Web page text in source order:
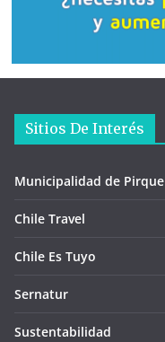
Sitios De Interés
Municipalidad de Pirque
Chile Travel
Chile Es Tuyo
Sernatur
Sustentabilidad